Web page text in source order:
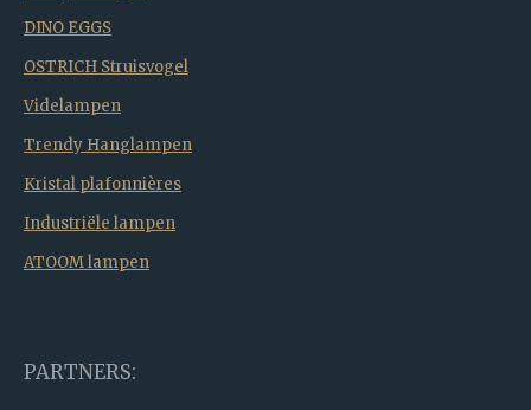
DINO EGGS
OSTRICH Struisvogel
Videlampen
Trendy Hanglampen
Kristal plafonnières
Industriële lampen
ATOOM lampen
PARTNERS: